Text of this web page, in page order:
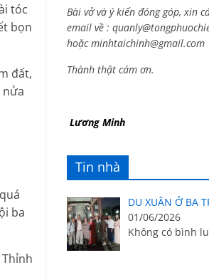
tóc
bọn
đất,
nửa
ba
Bài vở và ý kiến đóng góp, xin
email về :
hoặcminhtaichinh@gmail.com
Thành thật cám ơn.
Lương Minh
Tin nhà
DU XUÂN Ở BA
01/06/2026
Không có bình